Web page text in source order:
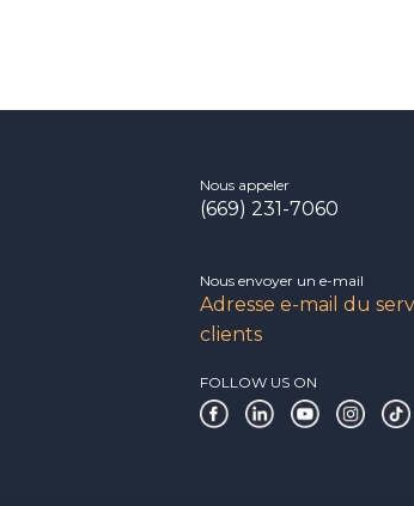
Nous appeler
(669) 231-7060
Nous envoyer un e-mail
Adresse e-mail du
clients
FOLLOW US ON